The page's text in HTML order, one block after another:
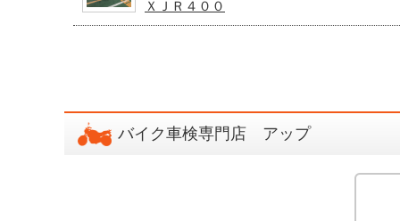
ＸＪＲ４００
バイク車検専門店 アップ